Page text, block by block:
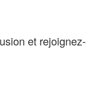
et rejoignez-